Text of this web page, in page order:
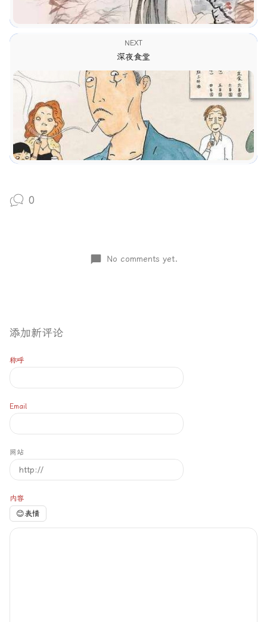
NEXT
深夜食堂
0
No comments yet.
添加新评论
称呼
Email
网站
内容
😊表情